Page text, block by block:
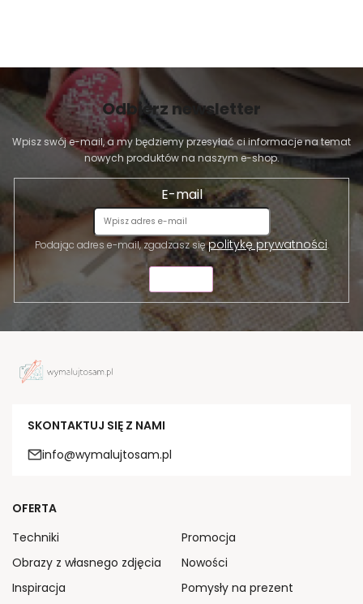
Odbierz newsletter
Wpisz swój e-mail, a my będziemy przesyłać ci informacje na temat
nowych produktów na naszym e-shop.
E-mail
Podając adres e-mail, zgadzasz siępolitykę prywatności.
SKONTAKTUJ SIĘ Z NAMI
info@wymalujtosam.pl
OFERTA
Techniki
Obrazy z własnego zdjęcia
Inspiracja
Promocja
Nowości
Pomysły na prezent